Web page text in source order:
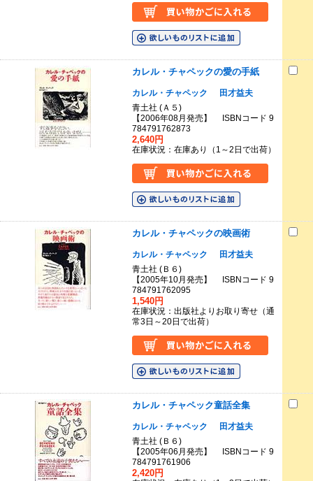
カレル・チャペックの愛の手紙
カレル・チャペック
田才益夫
青土社 (Ａ５)
【2006年08月発売】 ISBNコード 9
784791762873
2,640円
在庫状況：在庫あり（1～2日で出荷）
カレル・チャペックの映画術
カレル・チャペック
田才益夫
青土社 (Ｂ６)
【2005年10月発売】 ISBNコード 9
784791762095
1,540円
在庫状況：出版社よりお取り寄せ（通
常3日～20日で出荷）
カレル・チャペック童話全集
カレル・チャペック
田才益夫
青土社 (Ｂ６)
【2005年06月発売】 ISBNコード 9
784791761906
2,420円